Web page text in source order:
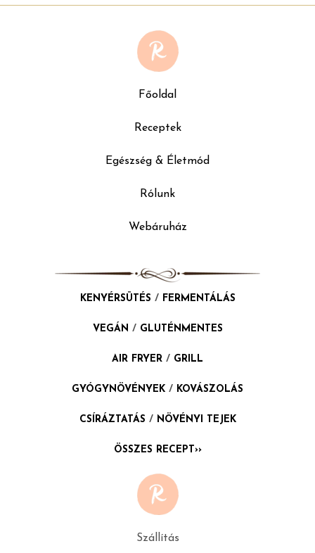
Főoldal
Receptek
Egészség & Életmód
Rólunk
Webáruház
KENYÉRSÜTÉS / FERMENTÁLÁS
VEGÁN / GLUTÉNMENTES
AIR FRYER / GRILL
GYÓGYNÖVÉNYEK / KOVÁSZOLÁS
CSÍRÁZTATÁS / NÖVÉNYI TEJEK
ÖSSZES RECEPT››
Szállítás